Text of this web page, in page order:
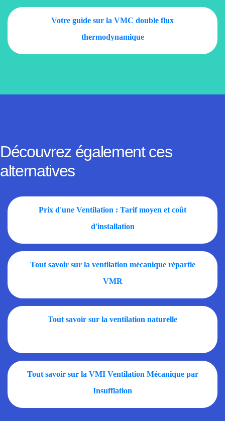
Votre guide sur la VMC double flux
thermodynamique
Découvrez également ces
alternatives
Prix d'une Ventilation : Tarif moyen et coût
d'installation
Tout savoir sur la ventilation mécanique répartie
VMR
Tout savoir sur la ventilation naturelle
Tout savoir sur la VMI Ventilation Mécanique par
Insufflation